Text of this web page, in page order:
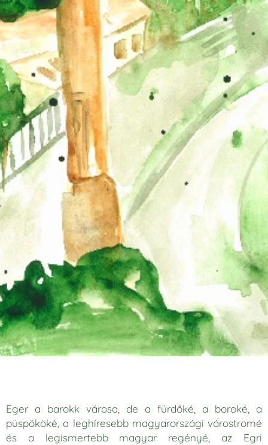
Eger a barokk városa, de a fürdőké, a boroké, a
püspököké, a leghíresebb magyarországi várostromé
és a legismertebb magyar regényé, az Egri